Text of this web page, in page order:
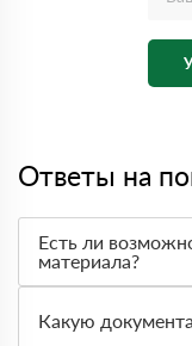
Ответы на
Есть ли
материала?
оплата по факту
доставленный
Какую